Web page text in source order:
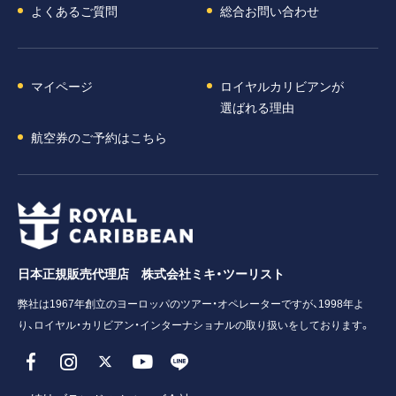
よくあるご質問
総合お問い合わせ
マイページ
ロイヤルカリビアンが
選ばれる理由
航空券のご予約はこちら
日本正規販売代理店 株式会社ミキ・ツーリスト
弊社は1967年創立のヨーロッパのツアー・オペレーターですが、1998年よ
り、ロイヤル・カリビアン・インターナショナルの取り扱いをしております。